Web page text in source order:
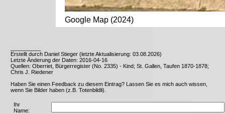
Google Map (2024)
Erstellt durch Daniel Stieger (letzte Aktualisierung: 03.08.2026)
Letzte Änderung der Daten: 2016-04-16
Quellen: Oberriet, Bürgerregister (No. 2335) - Kind; St. Gallen, Taufen 1870-1878;
Chris J. Riedener
Haben Sie einen Feedback zu diesem Eintrag? Lassen Sie es mich auch wissen,
wenn Sie Bilder haben (z.B. Totenbildli).
Ihr
Name: